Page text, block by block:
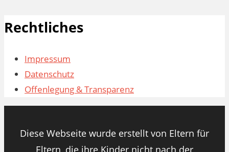
Rechtliches
Impressum
Datenschutz
Offenlegung & Transparenz
Diese Webseite wurde erstellt von Eltern für
Eltern, die ihre Kinder nicht nach der